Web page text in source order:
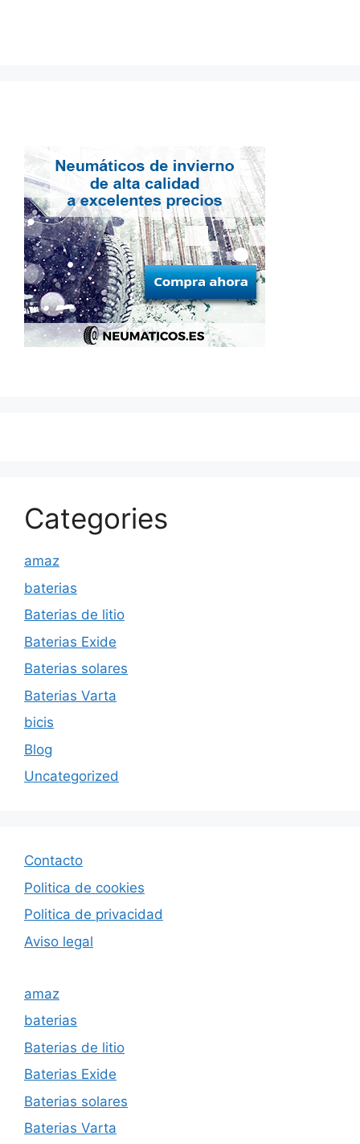
Categories
amaz
baterias
Baterias de litio
Baterias Exide
Baterias solares
Baterias Varta
bicis
Blog
Uncategorized
Contacto
Politica de cookies
Politica de privacidad
Aviso legal
amaz
baterias
Baterias de litio
Baterias Exide
Baterias solares
Baterias Varta